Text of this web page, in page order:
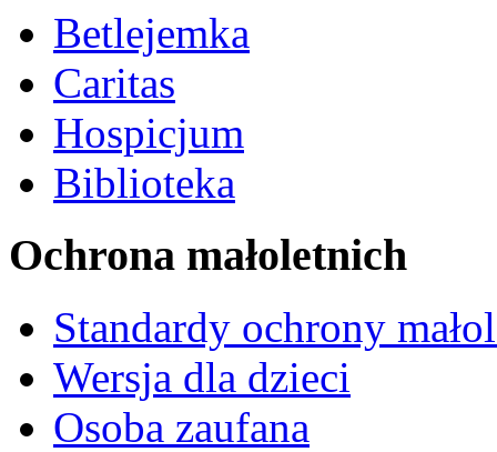
Betlejemka
Caritas
Hospicjum
Biblioteka
Ochrona małoletnich
Standardy ochrony
Wersja dla dzieci
Osoba zaufana